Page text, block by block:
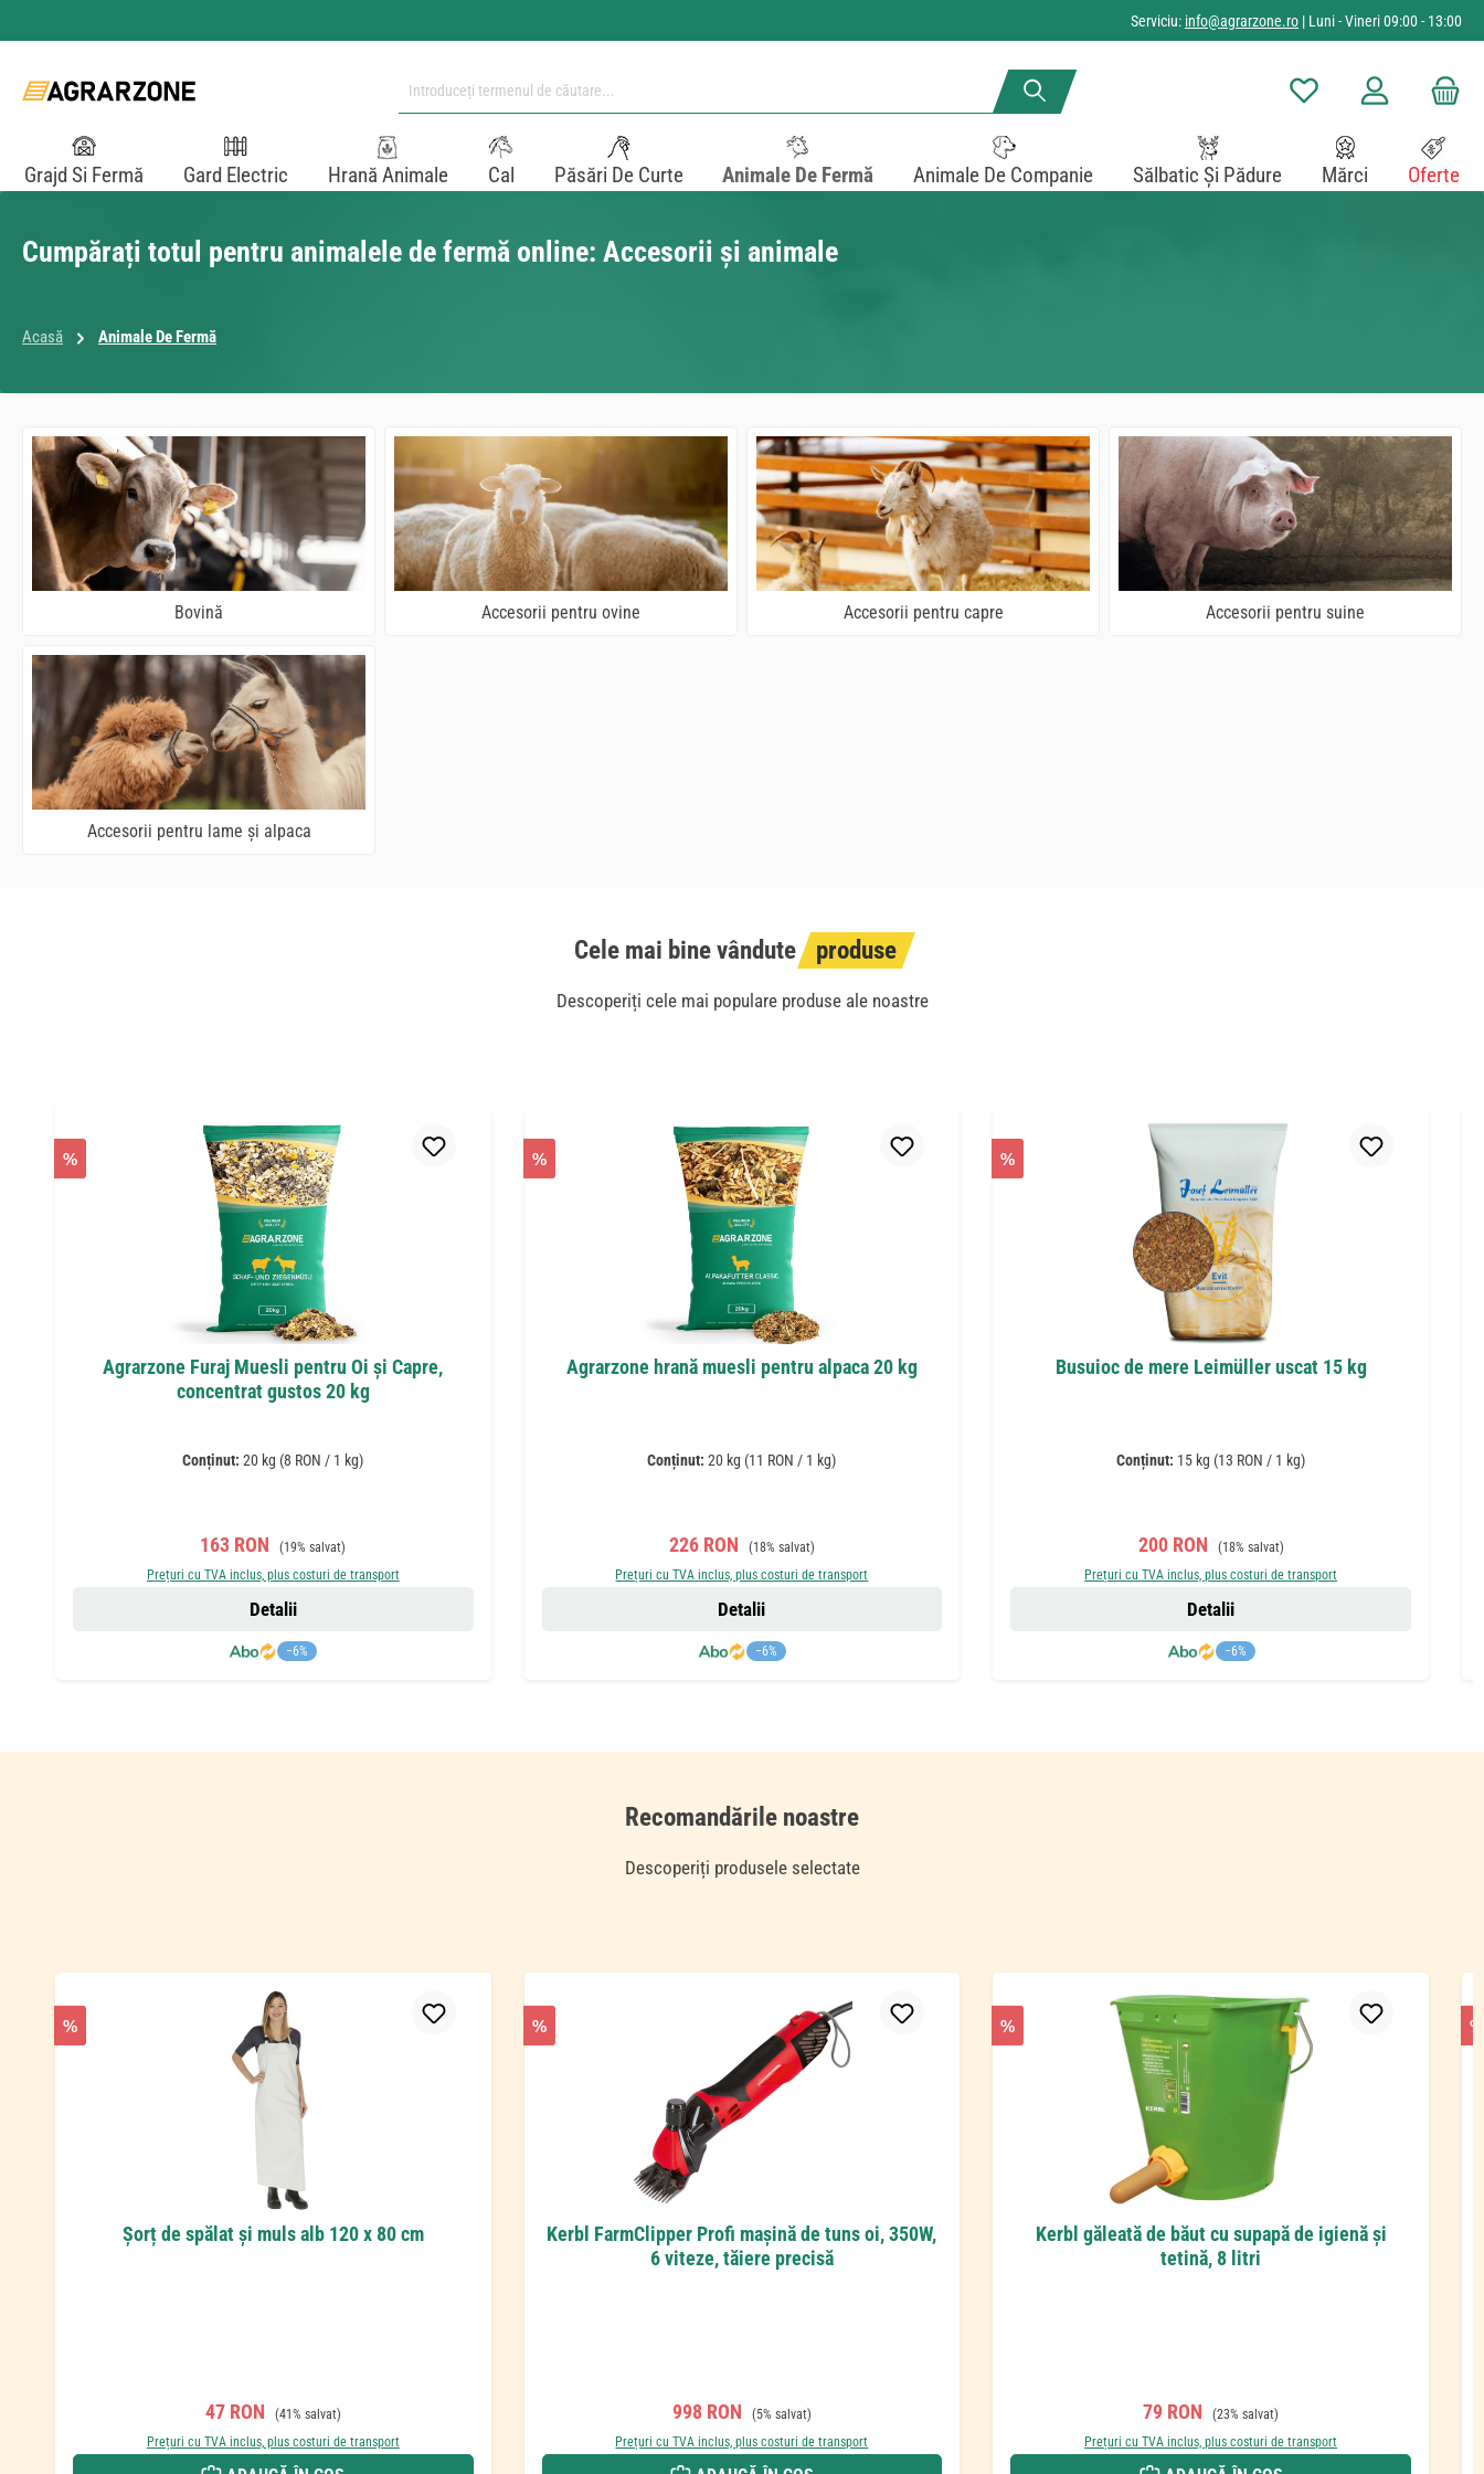
Serviciu: info@agrarzone.ro | Luni - Vineri 09:00 - 13:00
Aveți 0 articole din lista
Grajd Si Fermă Gard Electric Hrană Animale Cal Păsări De Curte Animale De Fermă Animale De Companie Sălbatic Și Pădure Mărci Oferte
Cumpărați totul pentru animalele de fermă online: Accesorii și animale
Acasă Animale De Fermă
Bovină Accesorii pentru ovine Accesorii pentru capre Accesorii pentru suine
Accesorii pentru lame și alpaca
Cele mai bine vândute produse
Descoperiți cele mai populare produse ale noastre
%
Agrarzone Furaj Muesli pentru Oi și Capre,
concentrat gustos 20 kg
Conținut:20 kg (8 RON / 1 kg)
Preț de vânzare:
163 RON Preț obișnuit:
(19% salvat)
Prețuri cu TVA inclus, plus costuri de transport
−6%
Detalii
%
Agrarzone hrană muesli pentru alpaca 20 kg
Conținut:20 kg (11 RON / 1 kg)
Preț de vânzare:
226 RON Preț obișnuit:
(18% salvat)
Prețuri cu TVA inclus, plus costuri de transport
−6%
Detalii
%
Busuioc de mere Leimüller uscat 15 kg
Conținut: 15 kg (13 RON / 1 kg)
Preț de vânzare:
200 RON Preț obișnuit:
(18% salvat)
Prețuri cu TVA inclus, plus costuri de transport
−6%
Detalii
Recomandările noastre
Descoperiți produsele selectate
Sari peste galeria de produse
%
Șorț de spălat și muls alb 120 x 80 cm
Preț de vânzare:
47 RON Preț obișnuit:
(41% salvat)
Prețuri cu TVA inclus, plus costuri de transport
%
Kerbl FarmClipper Profi mașină de tuns oi, 350W,
6 viteze, tăiere precisă
Preț de vânzare:
998 RON Preț obișnuit:
(5% salvat)
Prețuri cu TVA inclus, plus costuri de transport
%
Kerbl găleată de băut cu supapă de igienă și
tetină, 8 litri
Preț de vânzare:
79 RON Preț obișnuit:
(23% salvat)
Prețuri cu TVA inclus, plus costuri de transport
%